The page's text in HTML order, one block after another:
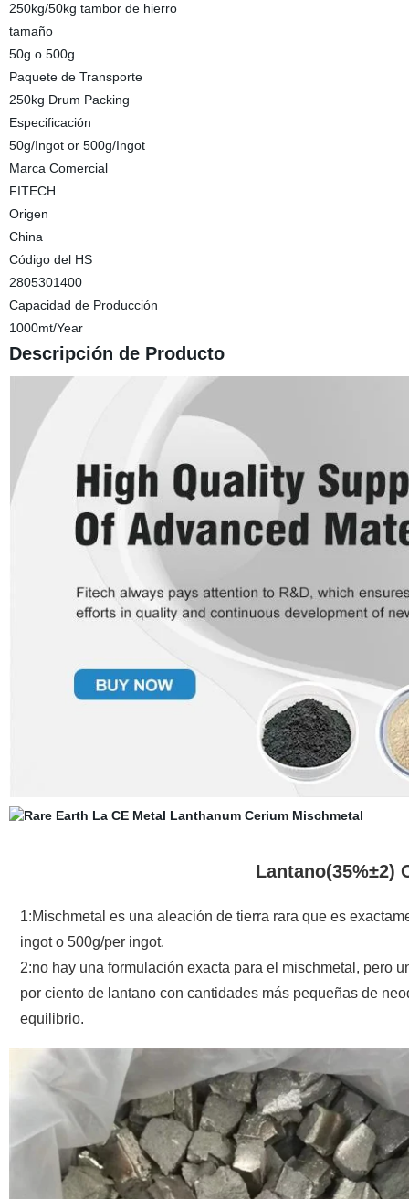
250kg/50kg tambor de hierro
tamaño
50g o 500g
Paquete de Transporte
250kg Drum Packing
Especificación
50g/Ingot or 500g/Ingot
Marca Comercial
FITECH
Origen
China
Código del HS
2805301400
Capacidad de Producción
1000mt/Year
Descripción de Producto
Lantano(35%±2)
1:Mischmetal es una aleación de tierra rara que es
ingot o 500g/per ingot.
2:no hay una formulación exacta para el mischmetal, pero
por ciento de lantano con cantidades más pequeñas de
equilibrio.